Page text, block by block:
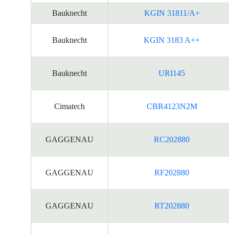
的
Bauknecht KGIN 31811/A+
Bauknecht KGIN 3183 A++
Bauknecht URI145
Cimatech CBR4123N2M
GAGGENAU RC202880
GAGGENAU RF202880
GAGGENAU RT202880